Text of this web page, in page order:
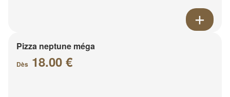
Pizza neptune méga
Dès 18.00 €